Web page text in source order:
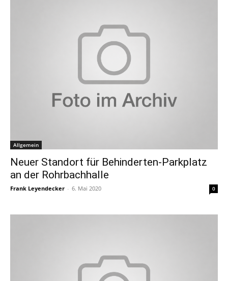
Allgemein
Neuer Standort für Behinderten-Parkplatz
an der Rohrbachhalle
Frank Leyendecker - 6. Mai 2020 0